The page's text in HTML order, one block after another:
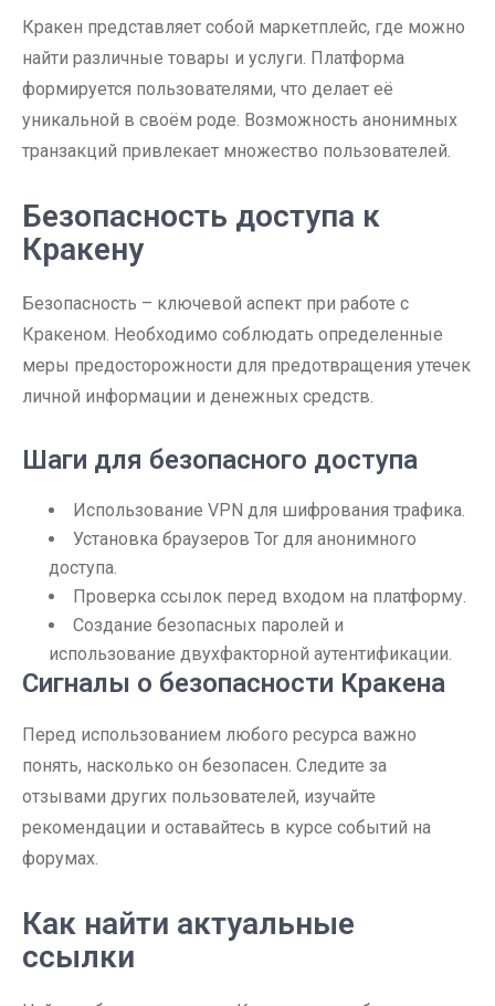
Кракен представляет собой маркетплейс, где можно
найти различные товары и услуги. Платформа
формируется пользователями, что делает её
уникальной в своём роде. Возможность анонимных
транзакций привлекает множество пользователей.
Безопасность доступа к
Кракену
Безопасность – ключевой аспект при работе с
Кракеном. Необходимо соблюдать определенные
меры предосторожности для предотвращения утечек
личной информации и денежных средств.
Шаги для безопасного доступа
Использование VPN для шифрования трафика.
Установка браузеров Tor для анонимного
доступа.
Проверка ссылок перед входом на платформу.
Создание безопасных паролей и
использование двухфакторной аутентификации.
Сигналы о безопасности Кракена
Перед использованием любого ресурса важно
понять, насколько он безопасен. Следите за
отзывами других пользователей, изучайте
рекомендации и оставайтесь в курсе событий на
форумах.
Как найти актуальные
ссылки